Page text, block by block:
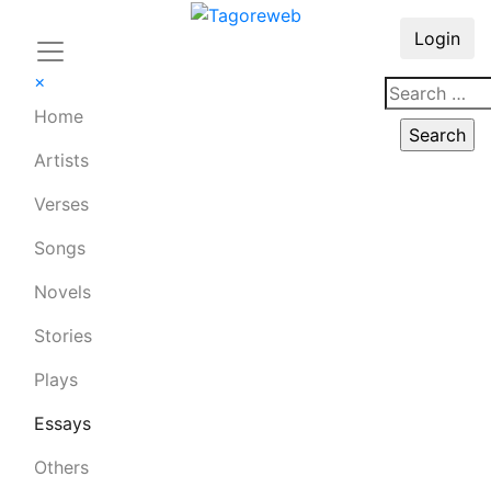
×
Home
Artists
Verses
Songs
Novels
Stories
Plays
Essays
Others
Login